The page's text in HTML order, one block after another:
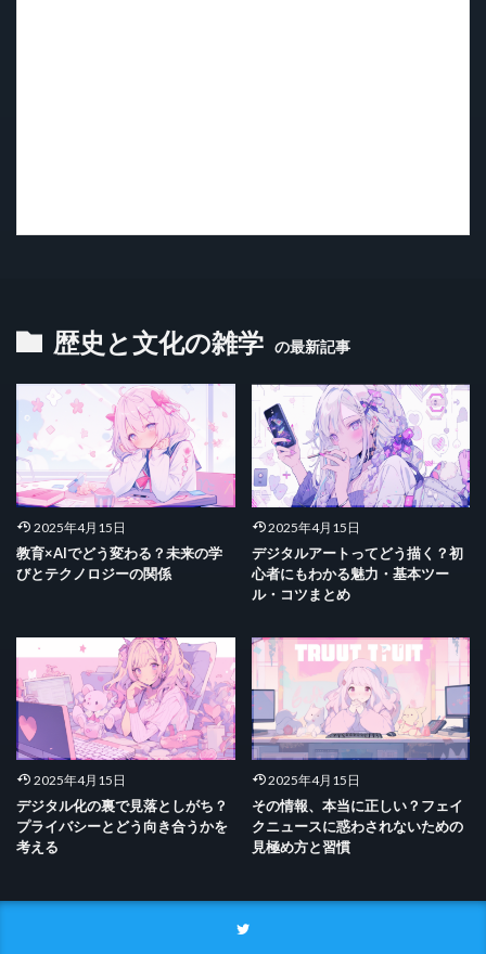
歴史と文化の雑学 の最新記事
2025年4月15日
教育×AIでどう変わる？未来の学
びとテクノロジーの関係
2025年4月15日
デジタルアートってどう描く？初
心者にもわかる魅力・基本ツー
ル・コツまとめ
2025年4月15日
デジタル化の裏で見落としがち？
プライバシーとどう向き合うかを
考える
2025年4月15日
その情報、本当に正しい？フェイ
クニュースに惑わされないための
見極め方と習慣